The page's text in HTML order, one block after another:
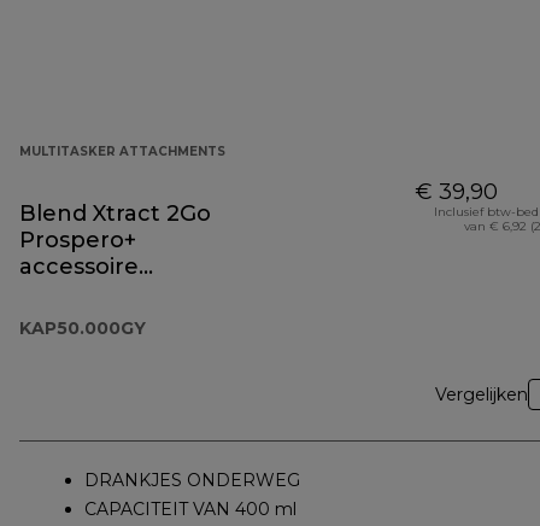
MULTITASKER ATTACHMENTS
Blend Xtract 2Go
Prospero+
accessoire
KAP50.000GY
€ 39,90
Inclusief btw-
van € 6,92
Vergelijken
DRANKJES ONDERWEG
CAPACITEIT VAN 400 ml